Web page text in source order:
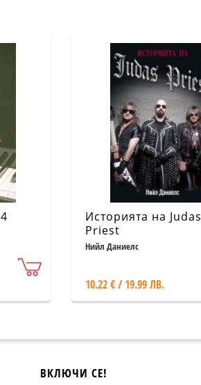
Историята на Judas
Priest
Нийл Даниелс
10.22 € / 19.99 ЛВ.
ВКЛЮЧИ СЕ!